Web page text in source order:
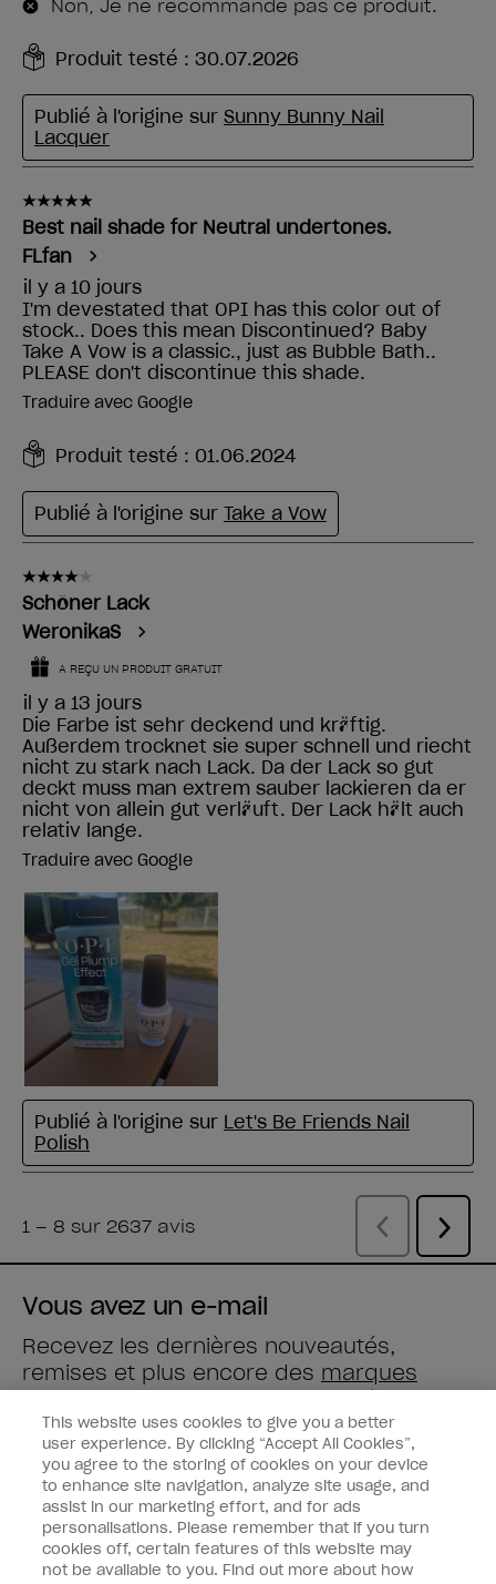
Vous avez un e-mail
Recevez les dernières nouveautés,
remises et plus encore des marques
Saisissez votre adresse e-mail *
Type de client
Consommateur
Professionnel
M'INSCRIRE
This website uses cookies to give you a better
user experience. By clicking “Accept All Cookies”,
you agree to the storing of cookies on your device
to enhance site navigation, analyze site usage, and
assist in our marketing effort, and for ads
personalisations. Please remember that if you turn
cookies off, certain features of this website may
not be available to you. Find out more about how